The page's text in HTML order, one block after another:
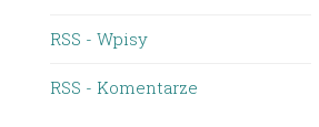
RSS - Wpisy
RSS - Komentarze